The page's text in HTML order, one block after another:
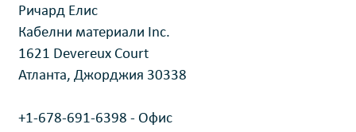
Ричард Елис
Кабелни материали Inc.
1621 Devereux Court
Атланта, Джорджия 30338
+1-678-691-6398 - Офис